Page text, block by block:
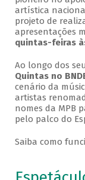
artística
projeto de
apresentações
quintas-feiras
Ao longo dos
Quintas no
cenário da
artistas
nomes da MPB
pelo palco do
Saiba como